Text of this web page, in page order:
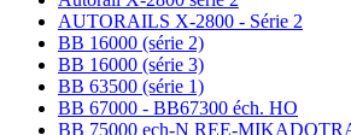
AUTORAILS X-2800 - Série 2
BB 16000 (série 2)
BB 16000 (série 3)
BB 63500 (série 1)
BB 67000 - BB67300 éch. HO
BB 75000 ech-N REE-